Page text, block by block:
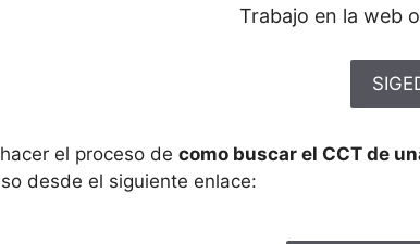
Trabajo en la web
el proceso de como buscar el CCT de
desde el siguiente enlace: